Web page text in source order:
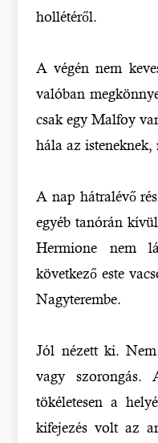
hollétéről.
A végén nem
valóban
csak egy Malfoy
hála az
A nap hátralévő
egyéb tanórán
Hermione nem
következő este
Nagyterembe.
Jól nézett ki.
vagy szorongás.
tökéletesen a
kifejezés volt az